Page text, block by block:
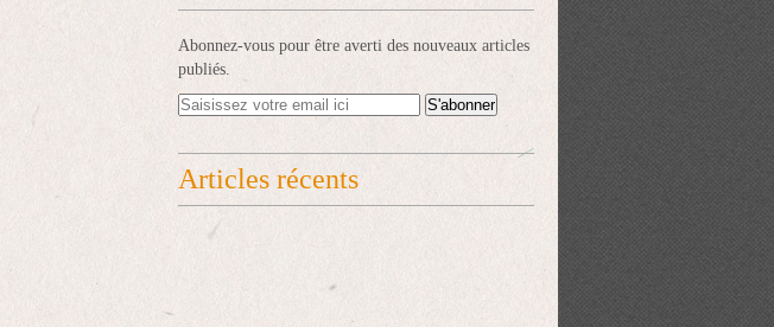
Abonnez-vous pour être averti des nouveaux articles
publiés.
Articles récents